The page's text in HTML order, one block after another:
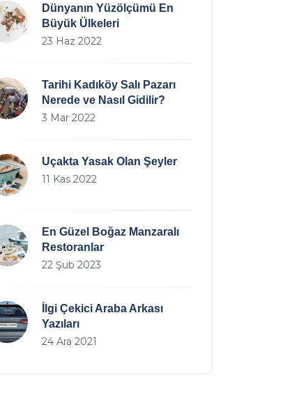
Dünyanın Yüzölçümü En
Büyük Ülkeleri
23 Haz 2022
Tarihi Kadıköy Salı Pazarı
Nerede ve Nasıl Gidilir?
3 Mar 2022
Uçakta Yasak Olan Şeyler
11 Kas 2022
En Güzel Boğaz Manzaralı
Restoranlar
22 Şub 2023
İlgi Çekici Araba Arkası
Yazıları
24 Ara 2021